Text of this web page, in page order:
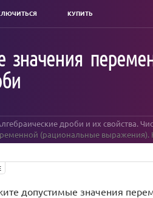
КУПИТЬ
значения
дроби и их свойства.
(рациональные выражения).
допустимые значения